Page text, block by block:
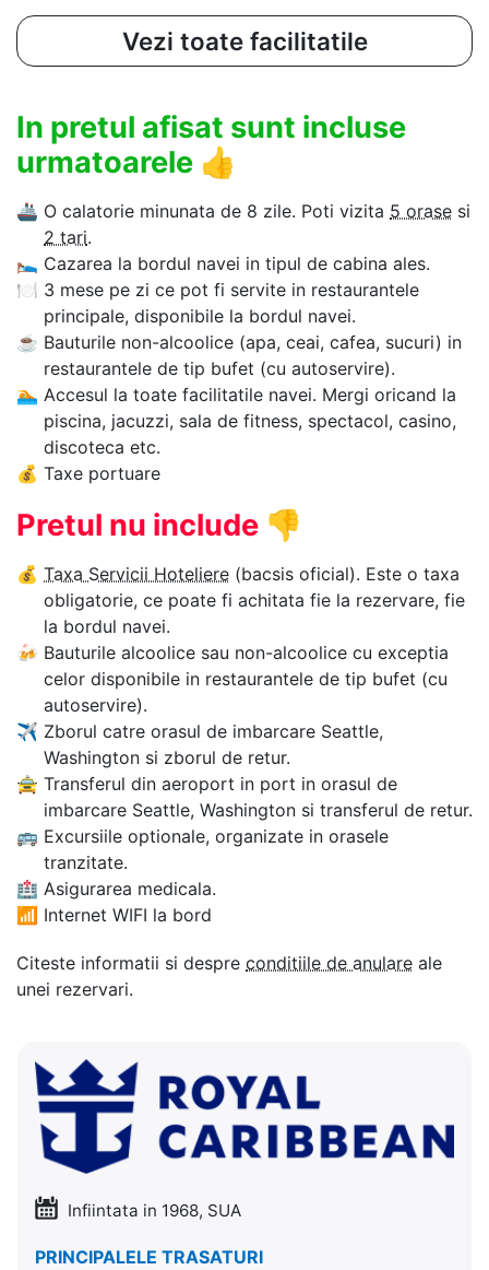
Vezi toate facilitatile
In pretul afisat sunt incluse
urmatoarele 👍
🚢 O calatorie minunata de 8 zile. Poti vizita 5 orase si
2 tari.
🛌 Cazarea la bordul navei in tipul de cabina ales.
🍽 3 mese pe zi ce pot fi servite in restaurantele
principale, disponibile la bordul navei.
☕ Bauturile non-alcoolice (apa, ceai, cafea, sucuri) in
restaurantele de tip bufet (cu autoservire).
🏊‍ Accesul la toate facilitatile navei. Mergi oricand la
piscina, jacuzzi, sala de fitness, spectacol, casino,
discoteca etc.
💰 Taxe portuare
Pretul nu include 👎
💰 Taxa Servicii Hoteliere (bacsis oficial). Este o taxa
obligatorie, ce poate fi achitata fie la rezervare, fie
la bordul navei.
🍻 Bauturile alcoolice sau non-alcoolice cu exceptia
celor disponibile in restaurantele de tip bufet (cu
autoservire).
✈ Zborul catre orasul de imbarcare Seattle,
Washington si zborul de retur.
🚖 Transferul din aeroport in port in orasul de
imbarcare Seattle, Washington si transferul de retur.
🚌 Excursiile optionale, organizate in orasele
tranzitate.
🏥 Asigurarea medicala.
📶 Internet WIFI la bord
Citeste informatii si despre conditiile de anulare ale
unei rezervari.
Infiintata in 1968, SUA
PRINCIPALELE TRASATURI